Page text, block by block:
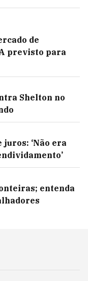
de
previsto para
Shelton no
juros: ‘Não era
entenda